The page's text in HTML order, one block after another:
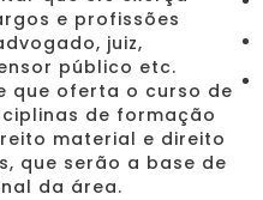
e profissões
juiz,
público etc.
que oferta o curso de
de formação
material e direito
que serão a base de
da área.